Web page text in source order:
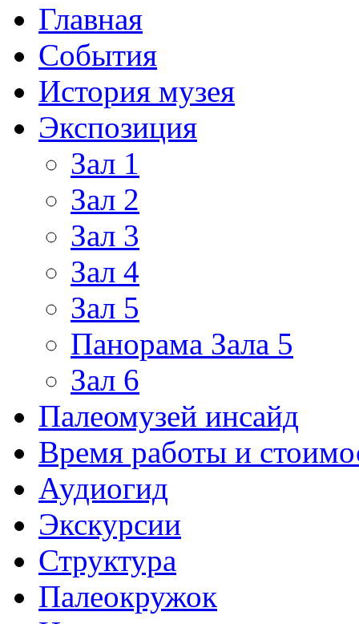
Главная
События
История музея
Экспозиция
Зал 1
Зал 2
Зал 3
Зал 4
Зал 5
Панорама Зала 5
Зал 6
Палеомузей инсайд
Время работы и
Аудиогид
Экскурсии
Структура
Палеокружок